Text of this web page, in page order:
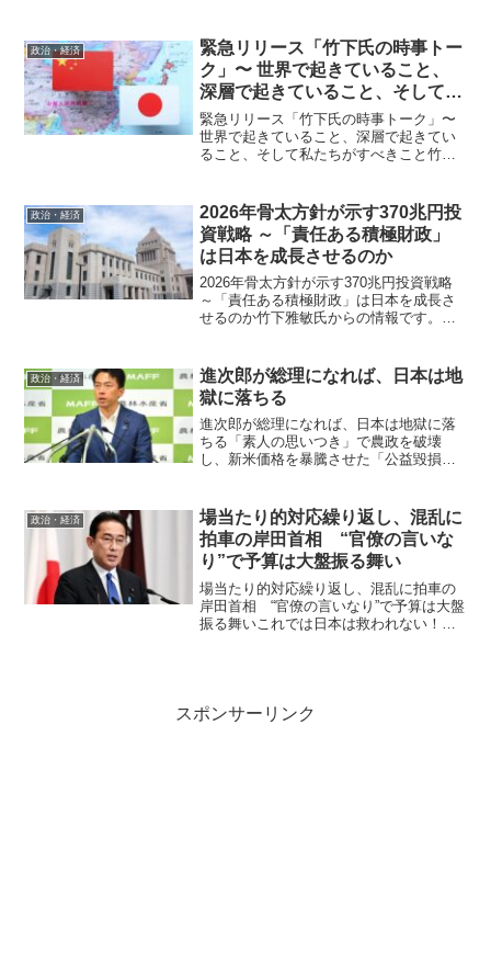
す。昨年の消費税増税で消費が激減した
ことで財政がさらに悪化し...
政治・経済
緊急リリース「竹下氏の時事トー
ク」〜 世界で起きていること、
深層で起きていること、そして私
たちがすべきこと
緊急リリース「竹下氏の時事トーク」〜
世界で起きていること、深層で起きてい
ること、そして私たちがすべきこと竹下
に急ぎお伝えしたい内容がありました。
20分に要約したものを...
政治・経済
2026年骨太方針が示す370兆円投
資戦略 ～「責任ある積極財政」
は日本を成長させるのか
2026年骨太方針が示す370兆円投資戦略
～「責任ある積極財政」は日本を成長さ
せるのか竹下雅敏氏からの情報です。 6
た。“石破政権は企業による「賃上げ」や
「地方創生...
政治・経済
進次郎が総理になれば、日本は地
獄に落ちる
進次郎が総理になれば、日本は地獄に落
ちる「素人の思いつき」で農政を破壊
し、新米価格を暴騰させた「公益毀損」
に出回り始めた新米が5kgで約5000円に
まで高騰し、新米米価...
政治・経済
場当たり的対応繰り返し、混乱に
拍車の岸田首相 “官僚の言いな
り”で予算は大盤振る舞い
場当たり的対応繰り返し、混乱に拍車の
岸田首相 “官僚の言いなり”で予算は大盤
振る舞いこれでは日本は救われない！
スポンサーリンク